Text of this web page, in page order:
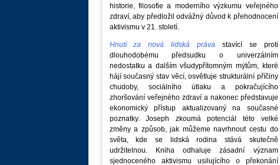
historie, filosofie a moderního výzkumu veřejného
zdraví, aby předložil odvážný důvod k přehodnocení
aktivismu v 21. století.
Hnutí za nová lidská práva stavící se proti
dlouhodobému předsudku o univerzálním
nedostatku a dalším všudypřítomným mýtům, které
hájí současný stav věcí, osvětluje strukturální příčiny
chudoby, sociálního útlaku a pokračujícího
zhoršování veřejného zdraví a nakonec představuje
ekonomický přístup aktualizovaný na současné
poznatky. Joseph zkoumá potenciál této velké
změny a způsob, jak můžeme navrhnout cestu do
světa, kde se lidská rodina stává skutečně
udržitelnou. Kniha odhaluje zásadní význam
sjednoceného aktivismu usilujícího o překonání